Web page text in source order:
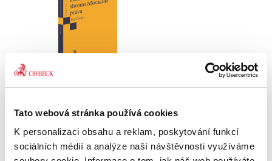
Tato webová stránka používá cookies
K personalizaci obsahu a reklam, poskytování funkcí
sociálních médií a analýze naší návštěvnosti využíváme
390,00 Kč
Publikace se zabývá některými dosud
nezpracovanými instituty shromažďovacího
práva podle zákona č. 84/1990 Sb., o právu